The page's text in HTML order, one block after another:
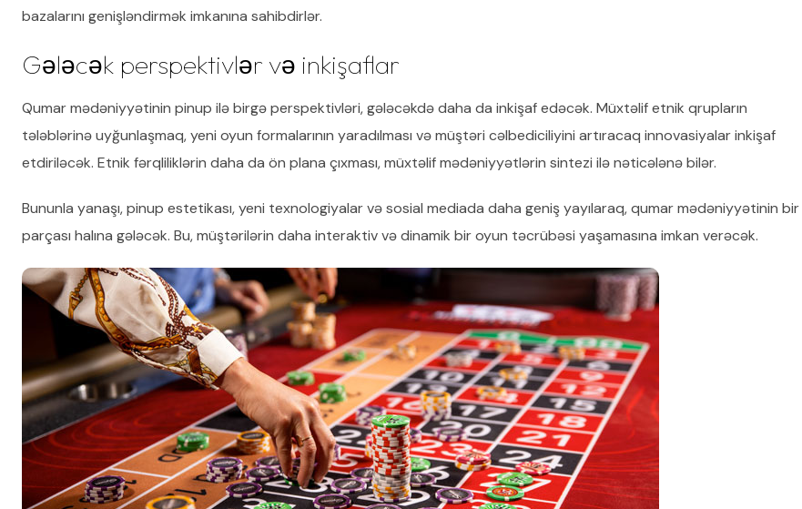
bazalarını genişləndirmək imkanına sahibdirlər.
Gələcək perspektivlər və inkişaflar
Qumar mədəniyyətinin pinup ilə birgə perspektivləri, gələcəkdə daha da inkişaf edəcək. Müxtəlif etnik qrupların
tələblərinə uyğunlaşmaq, yeni oyun formalarının yaradılması və müştəri cəlbediciliyini artıracaq innovasiyalar inkişaf
etdiriləcək. Etnik fərqliliklərin daha da ön plana çıxması, müxtəlif mədəniyyətlərin sintezi ilə nəticələnə bilər.
Bununla yanaşı, pinup estetikası, yeni texnologiyalar və sosial mediada daha geniş yayılaraq, qumar mədəniyyətinin bir
parçası halına gələcək. Bu, müştərilərin daha interaktiv və dinamik bir oyun təcrübəsi yaşamasına imkan verəcək.